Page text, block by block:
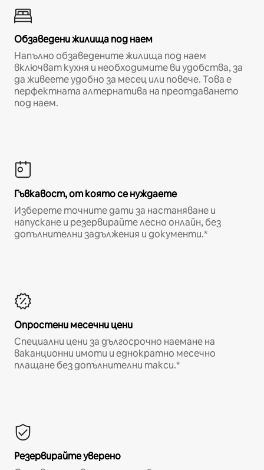
Обзаведени жилища под наем
Напълно обзаведените жилища под наем
включват кухня и необходимите ви удобства, за
да живеете удобно за месец или повече. Това е
перфектната алтернатива на преотдаването
под наем.
Гъвкавост, от която се нуждаете
Изберете точните дати за настаняване и
напускане и резервирайте лесно онлайн, без
допълнителни задължения и документи.*
Опростени месечни цени
Специални цени за дългосрочно наемане на
ваканционни имоти и еднократно месечно
плащане без допълнителни такси.*
Резервирайте уверено